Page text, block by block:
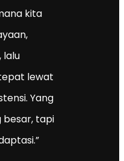
kita
lalu
lewat
Yang
besar, tapi